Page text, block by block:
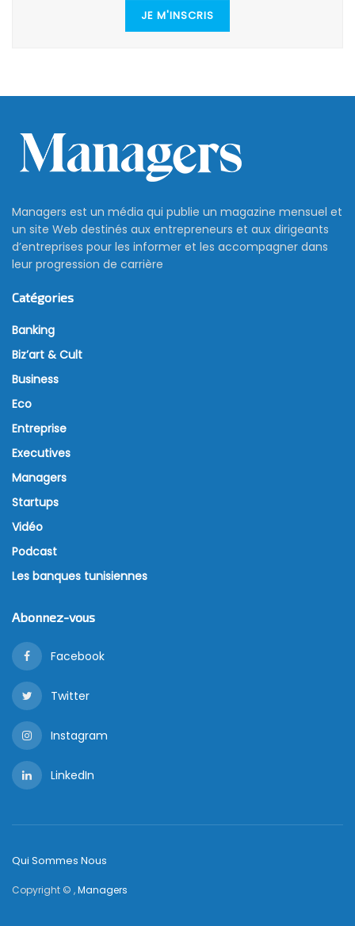
JE M'INSCRIS
Managers est un média qui publie un magazine mensuel et
un site Web destinés aux entrepreneurs et aux dirigeants
d’entreprises pour les informer et les accompagner dans
leur progression de carrière
Catégories
Banking
Biz’art & Cult
Business
Eco
Entreprise
Executives
Managers
Startups
Vidéo
Podcast
Les banques tunisiennes
Abonnez-vous
Facebook
Twitter
Instagram
LinkedIn
Qui Sommes Nous
Copyright © ,Managers